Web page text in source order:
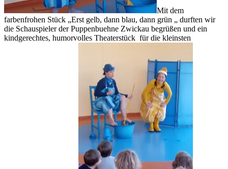
Mit dem
farbenfrohen Stück „Erst gelb, dann blau, dann grün „ durften wir
die Schauspieler der Puppenbuehne Zwickau begrüßen und ein
kindgerechtes, humorvolles Theaterstück für die kleinsten